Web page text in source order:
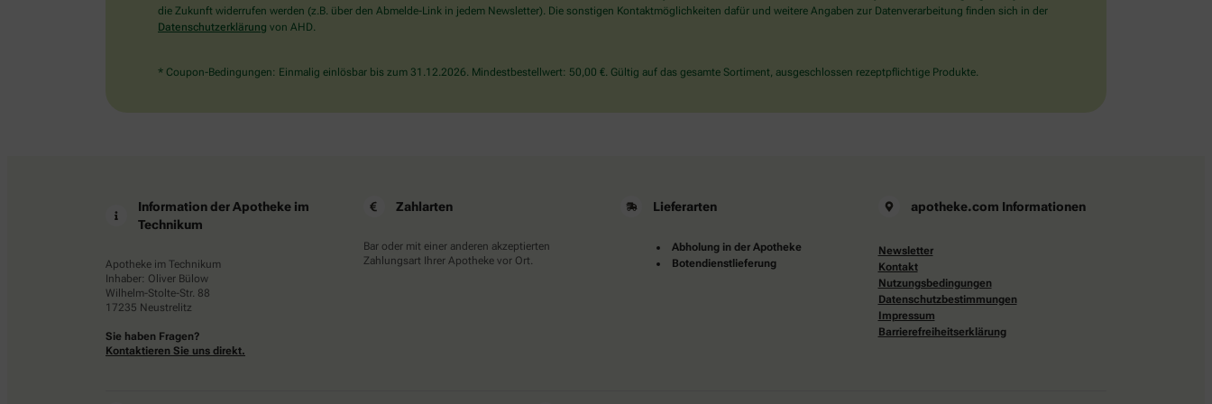
wählen
Herz.
die Zukunft widerrufen werden (z.B. über den Abmelde-Link in jedem Newsletter). Die sonstigen Kontaktmöglichkeiten dafür und weitere Angaben zur Datenverarbeitung finden sich in der
Datenschutzerklärung von AHD.
* Coupon-Bedingungen: Einmalig einlösbar bis zum 31.12.2026. Mindestbestellwert: 50,00 €. Gültig auf das gesamte Sortiment, ausgeschlossen rezeptpflichtige Produkte.
Information der Apotheke im
Technikum
Apotheke im Technikum
Inhaber: Oliver Bülow
Wilhelm-Stolte-Str. 88
17235 Neustrelitz
Sie haben Fragen?
Kontaktieren Sie uns direkt.
Zahlarten
Bar oder mit einer anderen akzeptierten
Zahlungsart Ihrer Apotheke vor Ort.
Lieferarten
Abholung in der Apotheke
Botendienstlieferung
apotheke.com Informationen
Newsletter
Kontakt
Nutzungsbedingungen
Datenschutzbestimmungen
Impressum
Barrierefreiheitserklärung